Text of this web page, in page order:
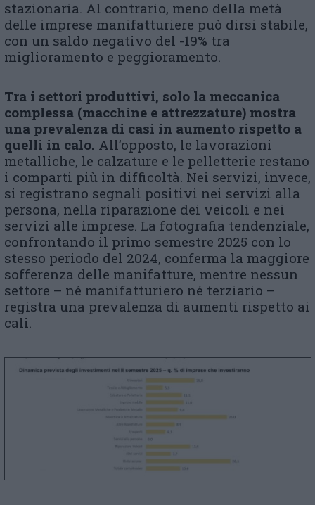
stazionaria. Al contrario, meno della metà
delle imprese manifatturiere può dirsi stabile,
con un saldo negativo del -19% tra
miglioramento e peggioramento.
Tra i settori produttivi, solo la meccanica
complessa (macchine e attrezzature) mostra
una prevalenza di casi in aumento rispetto a
quelli in calo. All’opposto, le lavorazioni
metalliche, le calzature e le pelletterie restano
i comparti più in difficoltà. Nei servizi, invece,
si registrano segnali positivi nei servizi alla
persona, nella riparazione dei veicoli e nei
servizi alle imprese. La fotografia tendenziale,
confrontando il primo semestre 2025 con lo
stesso periodo del 2024, conferma la maggiore
sofferenza delle manifatture, mentre nessun
settore – né manifatturiero né terziario –
registra una prevalenza di aumenti rispetto ai
cali.